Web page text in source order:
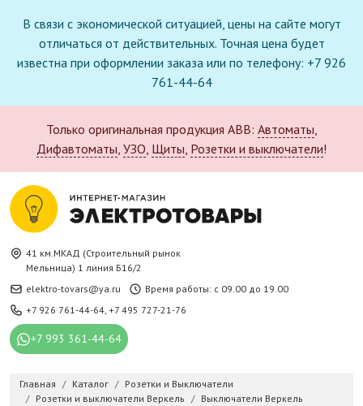
В связи с экономической ситуацией, цены на сайте могут
отличаться от действительных. Точная цена будет
известна при оформлении заказа или по телефону: +7 926
761-44-64
Только оригинальная продукция ABB: Автоматы,
Дифавтоматы, УЗО, Щиты, Розетки и выключатели!
41 км.МКАД (Строительный рынок
Мельница) 1 линия Б16/2
elektro-tovars@ya.ru
Время работы: с 09.00 до 19.00
+7 926 761-44-64, +7 495 727-21-76
+7 993 361-44-64
Главная Каталог
Розетки и Выключатели
Розетки и выключатели Веркель
Выключатели Веркель